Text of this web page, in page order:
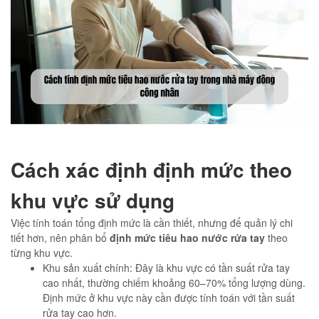
Cách xác định định mức theo
khu vực sử dụng
Việc tính toán tổng định mức là cần thiết, nhưng để quản lý chi
tiết hơn, nên phân bổ định mức tiêu hao nước rửa tay theo
từng khu vực.
Khu sản xuất chính: Đây là khu vực có tần suất rửa tay
cao nhất, thường chiếm khoảng 60–70% tổng lượng dùng.
Định mức ở khu vực này cần được tính toán với tần suất
rửa tay cao hơn.